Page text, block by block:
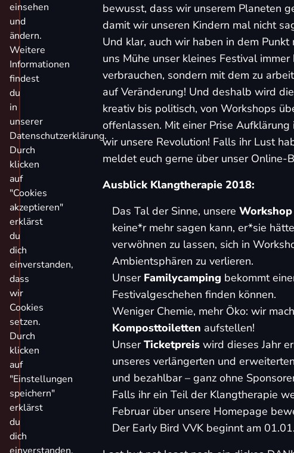
bewusst, dass wir unserem Planeten
damit wir unseren Kindern mal nicht
Und klar, auch wir haben in dem
uns Mühe unser kleines Festival
verbrauchen, sondern mit dem zu
auf Veränderung! Und deshalb wird
kreativ bis politisch, von Workshops
offenlassen. Mit einer Prise
wir unsere Revolution! Falls ihr Lust
meldet euch gerne über unser Online-
Ausblick Klangtherapie 2018:
Das Tal der Sinne, unsere
keine*r mehr sagen kann, er*sie
verwöhnen zu lassen, sich in
Ambientsphären zu verlieren.
Unser Familycamping bekommt
Festivalgeschehen finden können.
Weniger Chemie, mehr Öko: wir
Komposttoiletten aufstellen!
UnserTicketpreis wird dieses Jahr
unseres verlängerten und
und bezahlbar – ganz ohne
Falls ihr ein Teil der Klangtherapie
Februar über unsere Homepage
Der Early Bird VVKbeginnt am
einsehen
und
ändern.
Weitere
Informationen
findest
du
in
unserer
Datenschutzerklärung.
Durch
klicken
auf
"Cookies
akzeptieren"
erklärst
du
dich
einverstanden,
dass
wir
Cookies
setzen.
Durch
klicken
auf
"Einstellungen
speichern"
erklärst
du
dich